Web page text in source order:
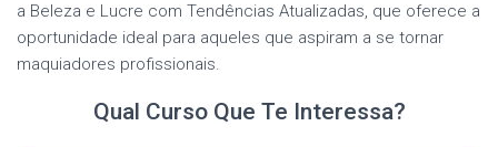
a Beleza e Lucre com Tendências Atualizadas, que oferece a
oportunidade ideal para aqueles que aspiram a se tornar
maquiadores profissionais.
Qual Curso Que Te Interessa?